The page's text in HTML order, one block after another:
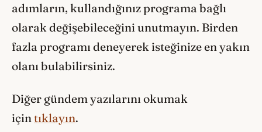
adımların, kullandığınız programa bağlı
olarak değişebileceğini unutmayın. Birden
fazla programı deneyerek isteğinize en yakın
olanı bulabilirsiniz.
Diğer gündem yazılarını okumak
içintıklayın.